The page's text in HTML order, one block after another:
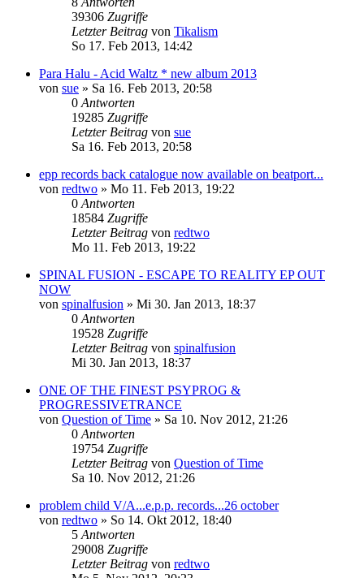
39306 Zugriffe
Letzter Beitrag von Tikalism
So 17. Feb 2013, 14:42
Para Halu - Acid Waltz * new album 2013
von sue » Sa 16. Feb 2013, 20:58
0 Antworten
19285 Zugriffe
Letzter Beitrag von sue
Sa 16. Feb 2013, 20:58
epp records back catalogue now available on beatport...
von redtwo » Mo 11. Feb 2013, 19:22
0 Antworten
18584 Zugriffe
Letzter Beitrag von redtwo
Mo 11. Feb 2013, 19:22
SPINAL FUSION - ESCAPE TO REALITY EP OUT
NOW
von spinalfusion » Mi 30. Jan 2013, 18:37
0 Antworten
19528 Zugriffe
Letzter Beitrag von spinalfusion
Mi 30. Jan 2013, 18:37
ONE OF THE FINEST PSYPROG &
PROGRESSIVETRANCE
von Question of Time » Sa 10. Nov 2012, 21:26
0 Antworten
19754 Zugriffe
Letzter Beitrag von Question of Time
Sa 10. Nov 2012, 21:26
problem child V/A...e.p.p. records...26 october
von redtwo » So 14. Okt 2012, 18:40
5 Antworten
29008 Zugriffe
Letzter Beitrag von redtwo